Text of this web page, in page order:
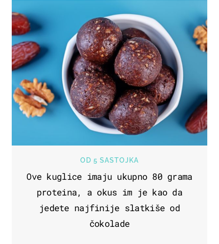
OD 5 SASTOJKA
Ove kuglice imaju ukupno 80 grama
proteina, a okus im je kao da
jedete najfinije slatkiše od
čokolade